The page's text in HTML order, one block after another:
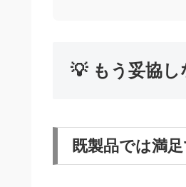
💡 もう妥協し
既製品では満